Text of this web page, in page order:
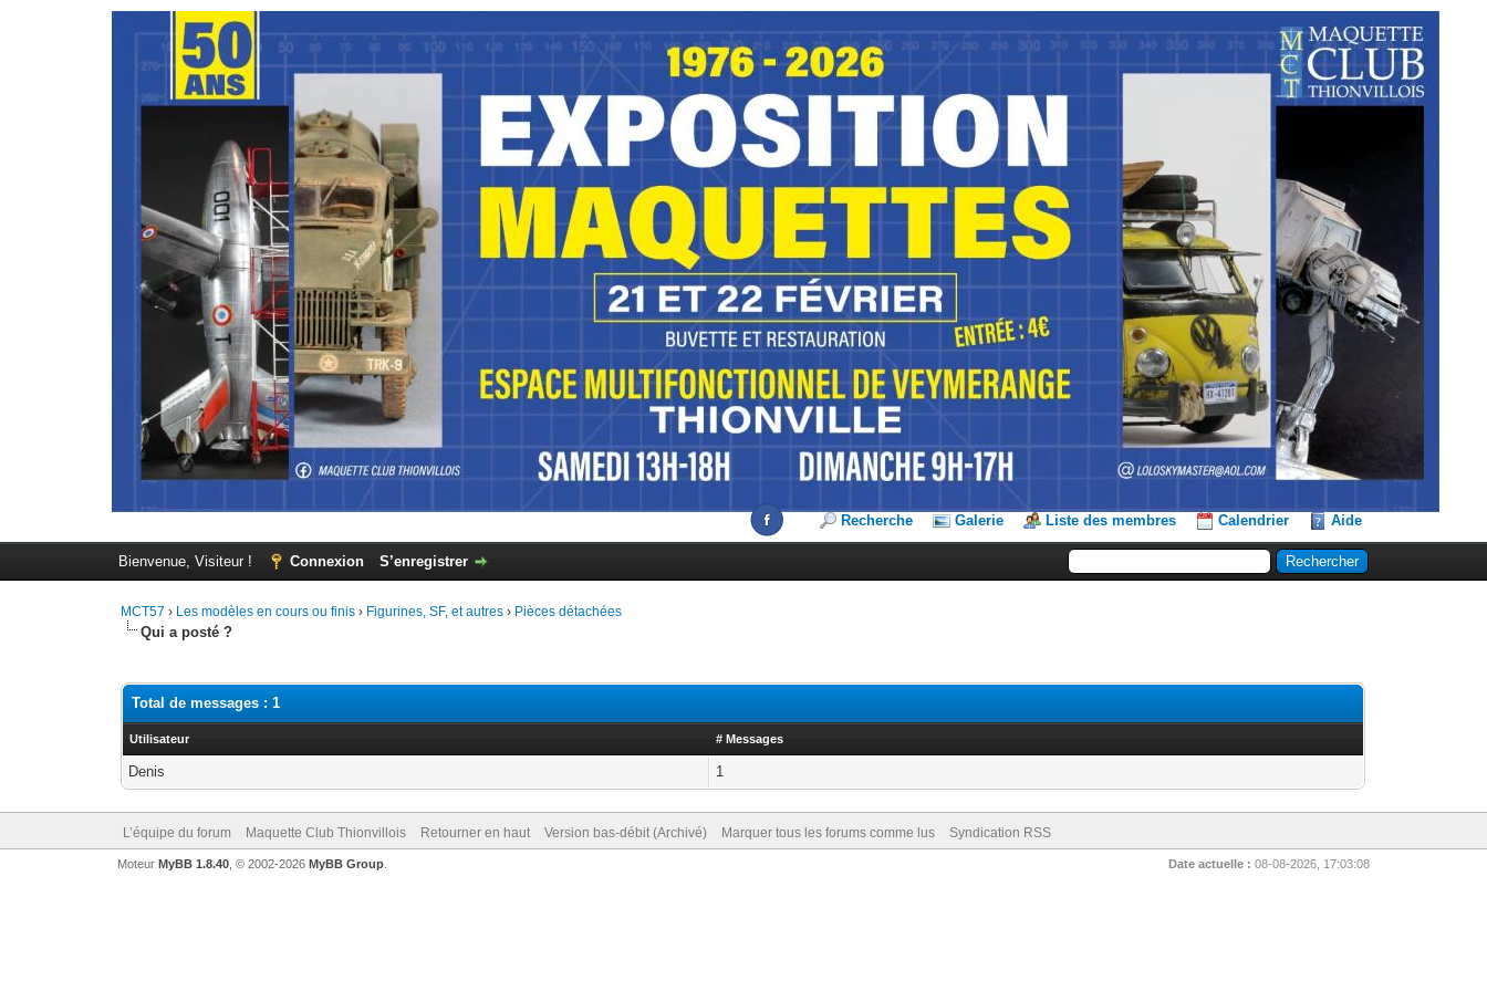
Recherche Galerie Liste des membres Calendrier Aide
Bienvenue, Visiteur ! Connexion S’enregistrer
MCT57 › Les modèles en cours ou finis › Figurines, SF, et autres › Pièces détachées
Qui a posté ?
Total de messages : 1
Utilisateur # Messages
Denis 1
L’équipe du forum Maquette Club Thionvillois Retourner en haut Version bas-débit (Archivé) Marquer tous les forums comme lus Syndication RSS
Date actuelle : 08-08-2026, 17:03:08
Moteur MyBB 1.8.40, © 2002-2026 MyBB Group.